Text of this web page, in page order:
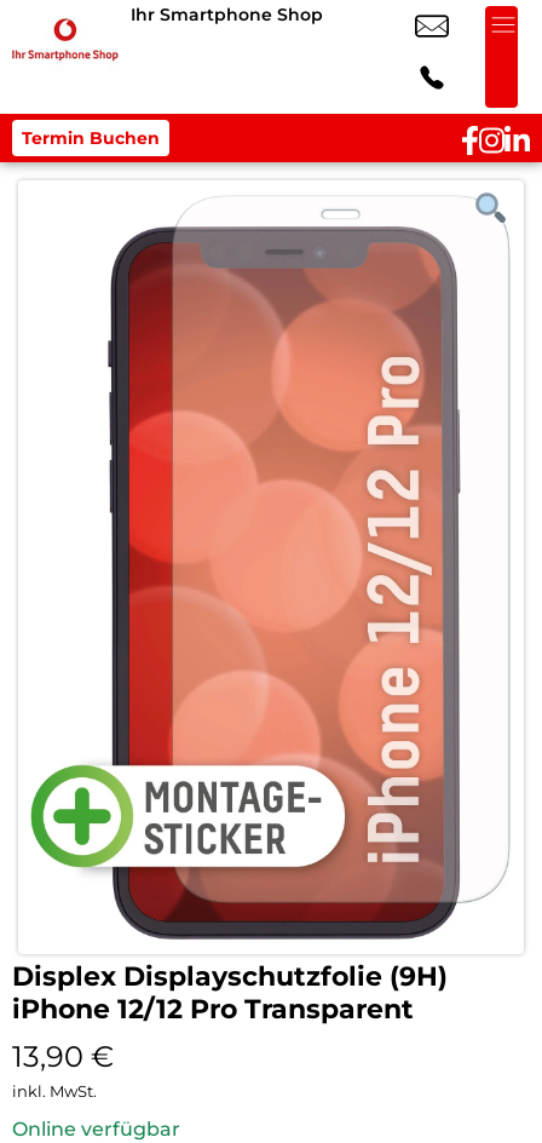
Ihr Smartphone Shop
Termin Buchen
Displex Displayschutzfolie (9H)
iPhone 12/12 Pro Transparent
13,90 €
inkl. MwSt.
Online verfügbar